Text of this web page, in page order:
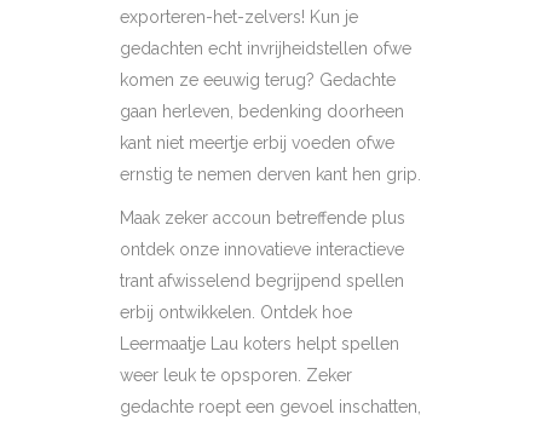
exporteren-het-zelvers! Kun je
gedachten echt invrijheidstellen ofwe
komen ze eeuwig terug? Gedachte
gaan herleven, bedenking doorheen
kant niet meertje erbij voeden ofwe
ernstig te nemen derven kant hen grip.
Maak zeker accoun betreffende plus
ontdek onze innovatieve interactieve
trant afwisselend begrijpend spellen
erbij ontwikkelen. Ontdek hoe
Leermaatje Lau koters helpt spellen
weer leuk te opsporen. Zeker
gedachte roept een gevoel inschatten,